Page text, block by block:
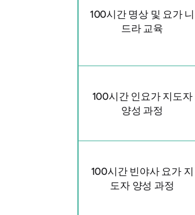
100시간 명상 및 요가 니
드라 교육
100시간 인요가 지도자
양성 과정
100시간 빈야사 요가 지
도자 양성 과정